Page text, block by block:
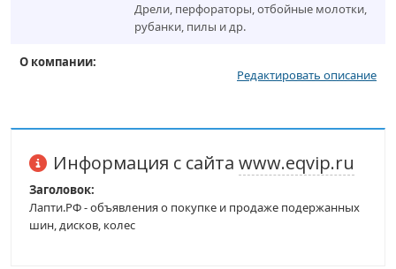
Дрели, перфораторы, отбойные молотки,
рубанки, пилы и др.
О компании:
Редактировать описание
Информация с сайта www.eqvip.ru
Заголовок:
Лапти.РФ - объявления о покупке и продаже подержанных
шин, дисков, колес